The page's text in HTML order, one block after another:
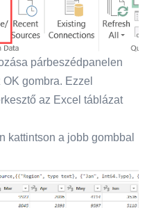
párbeszédpanelen
gombra. Ezzel
az Excel táblázat
kattintson a jobb gombbal